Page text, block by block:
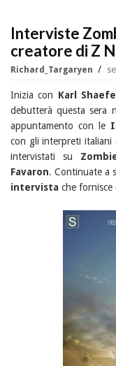
Interviste
creatore di Z
Richard_Targaryen
Inizia con Karl
debutterà questa sera
appuntamento con le
con gli interpreti
intervistati su
Favaron. Continuate a
intervista che fornisce